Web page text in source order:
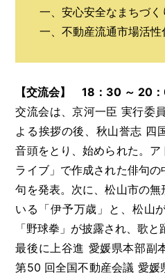
一、安心安全なまちづく
一、不動産流通市場活性
【交流会】 18：30 ～ 20
交流会は、京河一臣 実行委
よる挨拶の後、秋山誉志 四
音頭をとり、始められた。
ライブ」で作成された俳句
句を発表。次に、松山市の
いる「伊予万歳」と、松山
「野球拳」が披露され、歌と
最後に上谷進 愛媛県本部副
第50 回全国不動産会議 愛媛